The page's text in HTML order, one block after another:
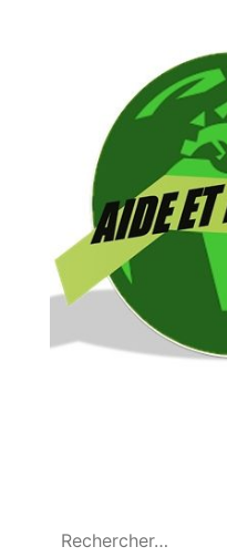
ONG
Aide
et
Progrès
Rechercher :